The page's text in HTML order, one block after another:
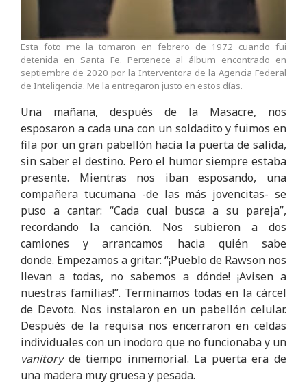
Esta foto me la tomaron en febrero de 1972 cuando fui
detenida en Santa Fe. Pertenece al álbum encontrado en
septiembre de 2020 por la Interventora de la Agencia Federal
de Inteligencia. Me la entregaron justo en estos días.
Una mañana, después de la Masacre, nos
esposaron a cada una con un soldadito y fuimos en
fila por un gran pabellón hacia la puerta de salida,
sin saber el destino. Pero el humor siempre estaba
presente. Mientras nos iban esposando, una
compañera tucumana -de las más jovencitas- se
puso a cantar: “Cada cual busca a su pareja”,
recordando la canción. Nos subieron a dos
camiones y arrancamos hacia quién sabe
donde. Empezamos a gritar: “¡Pueblo de Rawson nos
llevan a todas, no sabemos a dónde! ¡Avisen a
nuestras familias!”. Terminamos todas en la cárcel
de Devoto. Nos instalaron en un pabellón celular.
Después de la requisa nos encerraron en celdas
individuales con un inodoro que no funcionaba y un
vanitoryde tiempo inmemorial. La puerta era de
una madera muy gruesa y pesada.